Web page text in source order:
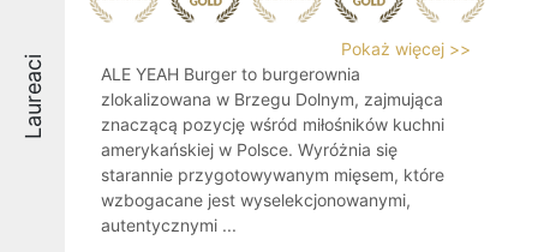
Laureaci
Pokaż więcej >>
ALE YEAH Burger to burgerownia
zlokalizowana w Brzegu Dolnym, zajmująca
znaczącą pozycję wśród miłośników kuchni
amerykańskiej w Polsce. Wyróżnia się
starannie przygotowywanym mięsem, które
wzbogacane jest wyselekcjonowanymi,
autentycznymi ...